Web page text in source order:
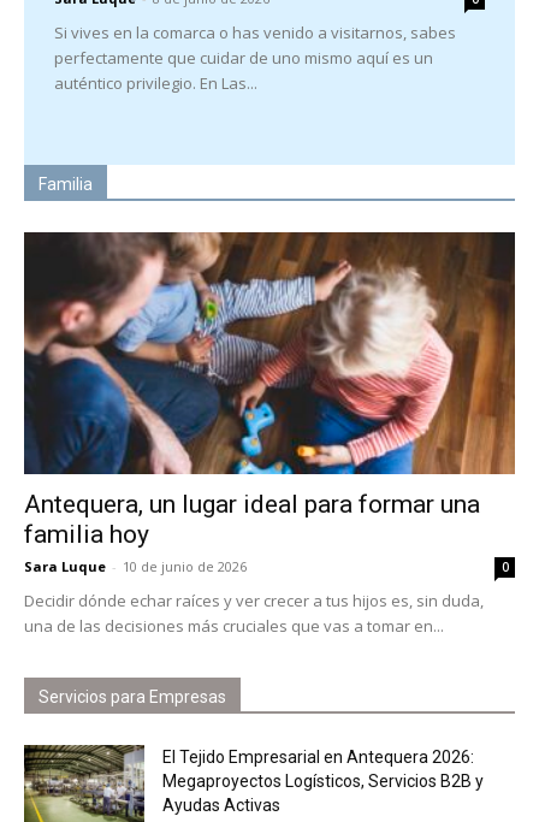
Si vives en la comarca o has venido a visitarnos, sabes
perfectamente que cuidar de uno mismo aquí es un
auténtico privilegio. En Las...
Familia
Antequera, un lugar ideal para formar una
familia hoy
Sara Luque - 10 de junio de 2026 0
Decidir dónde echar raíces y ver crecer a tus hijos es, sin duda,
una de las decisiones más cruciales que vas a tomar en...
Servicios para Empresas
El Tejido Empresarial en Antequera 2026:
Megaproyectos Logísticos, Servicios B2B y
Ayudas Activas